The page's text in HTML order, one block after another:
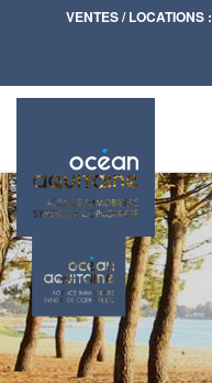
VENTES / LOCATIONS :